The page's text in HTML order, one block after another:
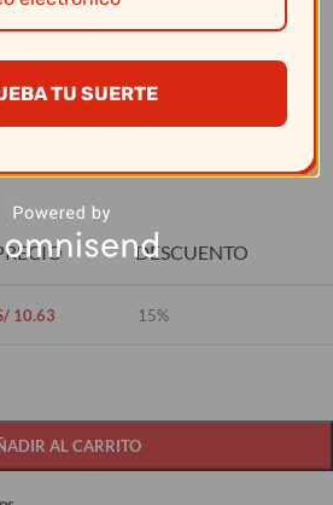
Colombia
DESCUENTO
10.63 15%
AL CARRITO
TU SUERTE